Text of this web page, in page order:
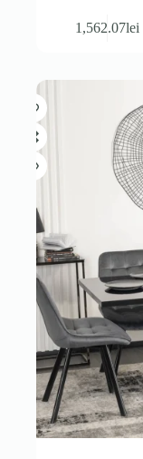
1,562.07lei